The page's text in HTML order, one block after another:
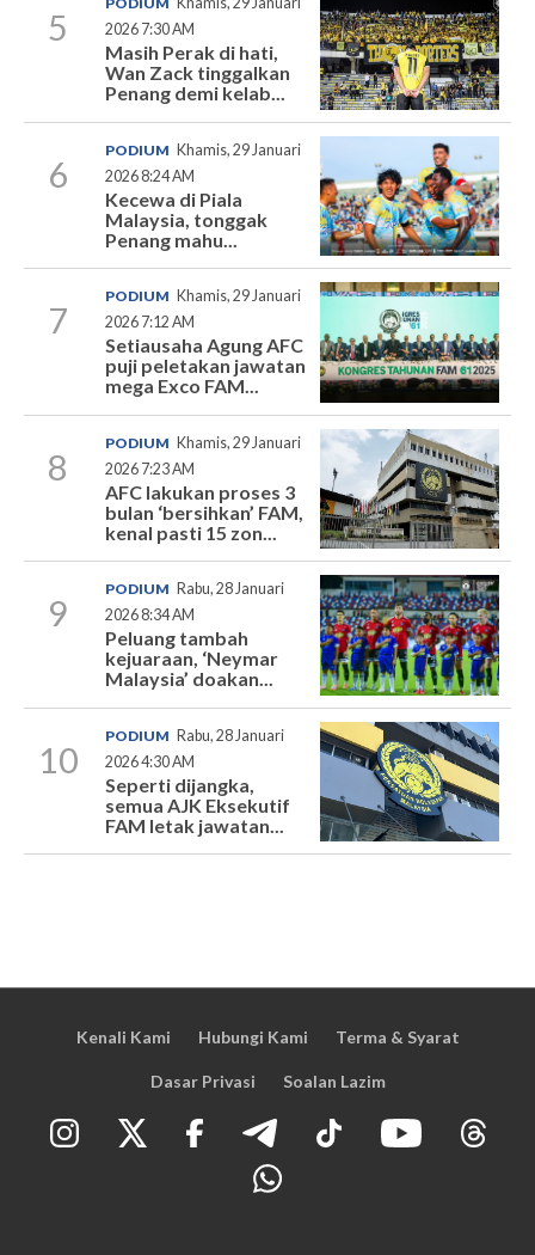
5
2026 7:30 AM
Masih Perak di hati,
Wan Zack tinggalkan
Penang demi kelab...
6
PODIUM Khamis, 29 Januari
2026 8:24 AM
Kecewa di Piala
Malaysia, tonggak
Penang mahu...
7
PODIUM Khamis, 29 Januari
2026 7:12 AM
Setiausaha Agung AFC
puji peletakan jawatan
mega Exco FAM...
8
PODIUM Khamis, 29 Januari
2026 7:23 AM
AFC lakukan proses 3
bulan ‘bersihkan’ FAM,
kenal pasti 15 zon...
9
PODIUM Rabu, 28 Januari
2026 8:34 AM
Peluang tambah
kejuaraan, ‘Neymar
Malaysia’ doakan...
10
PODIUM Rabu, 28 Januari
2026 4:30 AM
Seperti dijangka,
semua AJK Eksekutif
FAM letak jawatan...
Kenali Kami Hubungi Kami Terma & Syarat
Dasar Privasi Soalan Lazim